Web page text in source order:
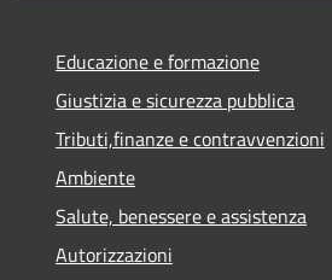
Educazione e formazione
Giustizia e sicurezza pubblica
Tributi,finanze e contravvenzioni
Ambiente
Salute, benessere e assistenza
Autorizzazioni